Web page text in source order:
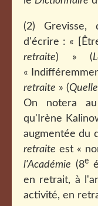
(2) Grevisse,
d'écrire : «
retraite) » (
«
retraite » (
On notera
qu'Irène
augmentée du
retraite est «
l'Académie (8e
en retrait, à
activité, en